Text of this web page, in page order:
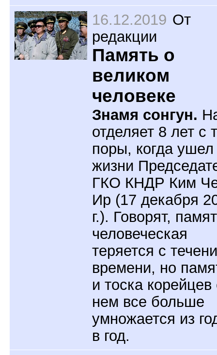
16.12.2019 От
редакции
Память о
великом
человеке
Знамя сонгун.
отделяет 8 лет с
поры, когда ушел
жизни
ГКО КНДР Ким
Ир (17 декабря
г.). Говорят,
человеческая
теряется с
времени, но
и тоска корейцев
нем все больше
умножается из
в год.